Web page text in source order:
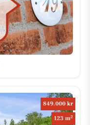
849.000 kr
123 m2